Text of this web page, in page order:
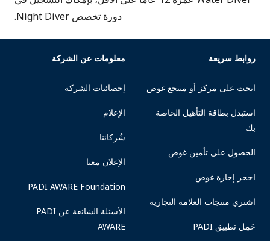
دورة تخصص Night Diver.
روابط سريعة
ابحث على مركز أو منتجع غوص
استبدل بطاقة التأهيل الخاصة
بك
الحصول على تأمين غوص
احجز إجازة غوص
اشتري منتجات العلامة التجارية
حَمِل تطبيق PADI
معلومات عن الشركة
إحصائيات الشركة
الإعلام
شُركائنا
الإعلان معنا
PADI AWARE Foundation
الأسئلة الشائعة عن PADI
AWARE